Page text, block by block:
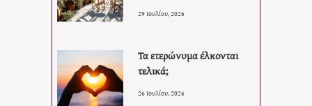
29 Ιουλίου, 2026
Τα ετερώνυμα έλκονται
τελικά;
26 Ιουλίου, 2026